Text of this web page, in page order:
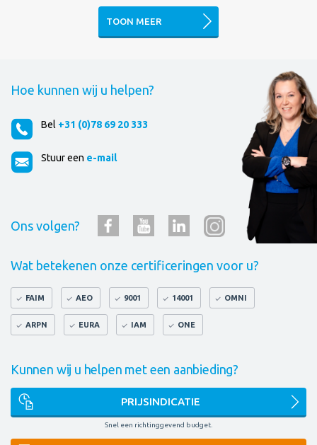
TOON MEER
Hoe kunnen wij u helpen?
Bel +31 (0)78 69 20 333
Stuur een e-mail
Ons volgen?
Wat betekenen onze certificeringen voor u?
FAIM AEO 9001 14001 OMNI
ARPN EURA IAM ONE
Kunnen wij u helpen met een aanbieding?
PRIJSINDICATIE
Snel een richtinggevend budget.